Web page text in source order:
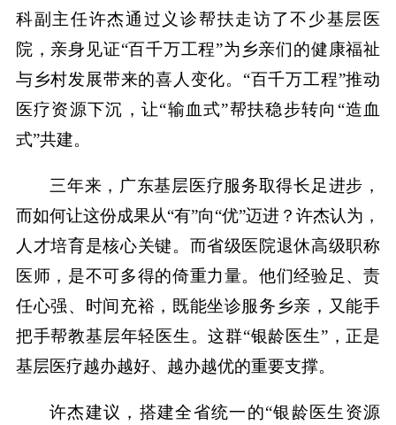
科副主任许杰通过义诊帮扶走访了不少基层医
院，亲身见证“百千万工程”为乡亲们的健康福祉
与乡村发展带来的喜人变化。“百千万工程”推动
医疗资源下沉，让“输血式”帮扶稳步转向“造血
式”共建。
三年来，广东基层医疗服务取得长足进步，
而如何让这份成果从“有”向“优”迈进？许杰认为，
人才培育是核心关键。而省级医院退休高级职称
医师，是不可多得的倚重力量。他们经验足、责
任心强、时间充裕，既能坐诊服务乡亲，又能手
把手帮教基层年轻医生。这群“银龄医生”，正是
基层医疗越办越好、越办越优的重要支撑。
许杰建议，搭建全省统一的“银龄医生资源